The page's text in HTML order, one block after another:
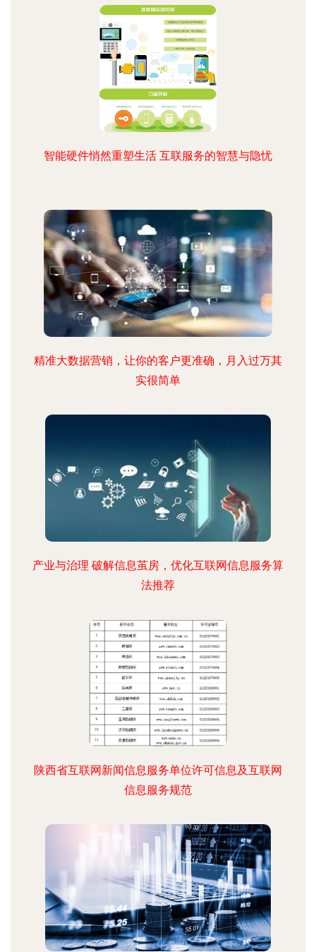
智能硬件悄然重塑生活 互联服务的智慧与隐忧
精准大数据营销，让你的客户更准确，月入过万其
实很简单
产业与治理 破解信息茧房，优化互联网信息服务算
法推荐
陕西省互联网新闻信息服务单位许可信息及互联网
信息服务规范